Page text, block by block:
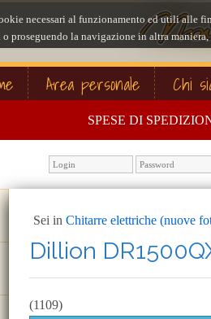
necessari al funzionamento ed utili alle
proseguendo la navigazione in altra
Area personale Chi
SPESE DI
Sei in Chitarre elettriche (nuove
Dillion
(1109)